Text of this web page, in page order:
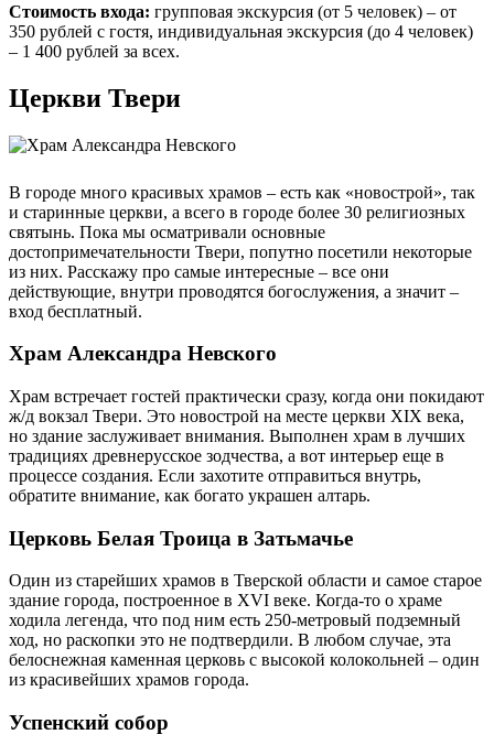
Стоимость входа: групповая экскурсия (от 5 человек) – от
350 рублей с гостя, индивидуальная экскурсия (до 4 человек)
– 1 400 рублей за всех.
Церкви Твери
В городе много красивых храмов – есть как «новострой», так
и старинные церкви, а всего в городе более 30 религиозных
святынь. Пока мы осматривали основные
достопримечательности Твери, попутно посетили некоторые
из них. Расскажу про самые интересные – все они
действующие, внутри проводятся богослужения, а значит –
вход бесплатный.
Храм Александра Невского
Храм встречает гостей практически сразу, когда они покидают
ж/д вокзал Твери. Это новострой на месте церкви XIX века,
но здание заслуживает внимания. Выполнен храм в лучших
традициях древнерусское зодчества, а вот интерьер еще в
процессе создания. Если захотите отправиться внутрь,
обратите внимание, как богато украшен алтарь.
Церковь Белая Троица в Затьмачье
Один из старейших храмов в Тверской области и самое старое
здание города, построенное в XVI веке. Когда-то о храме
ходила легенда, что под ним есть 250-метровый подземный
ход, но раскопки это не подтвердили. В любом случае, эта
белоснежная каменная церковь с высокой колокольней – один
из красивейших храмов города.
Успенский собор